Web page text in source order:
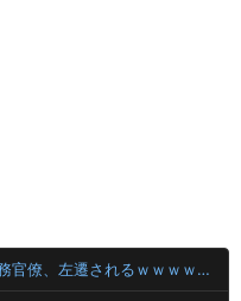
【朗報】減税に反対したエース級の財務官僚、左遷されるｗｗｗｗｗｗ